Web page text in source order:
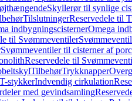
Skyllerør til synlige
TilslutningerReservedele til
indbygningscisternerOmega
til Svømmeventiler
Svømmeventiler til cisterner af
Reservedele til
TilbehørTrykknapper
T-stykkerIndvendig cirkulation
med gevindsamling